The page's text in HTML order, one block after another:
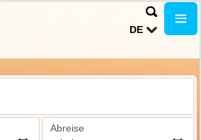
DE
Abreise